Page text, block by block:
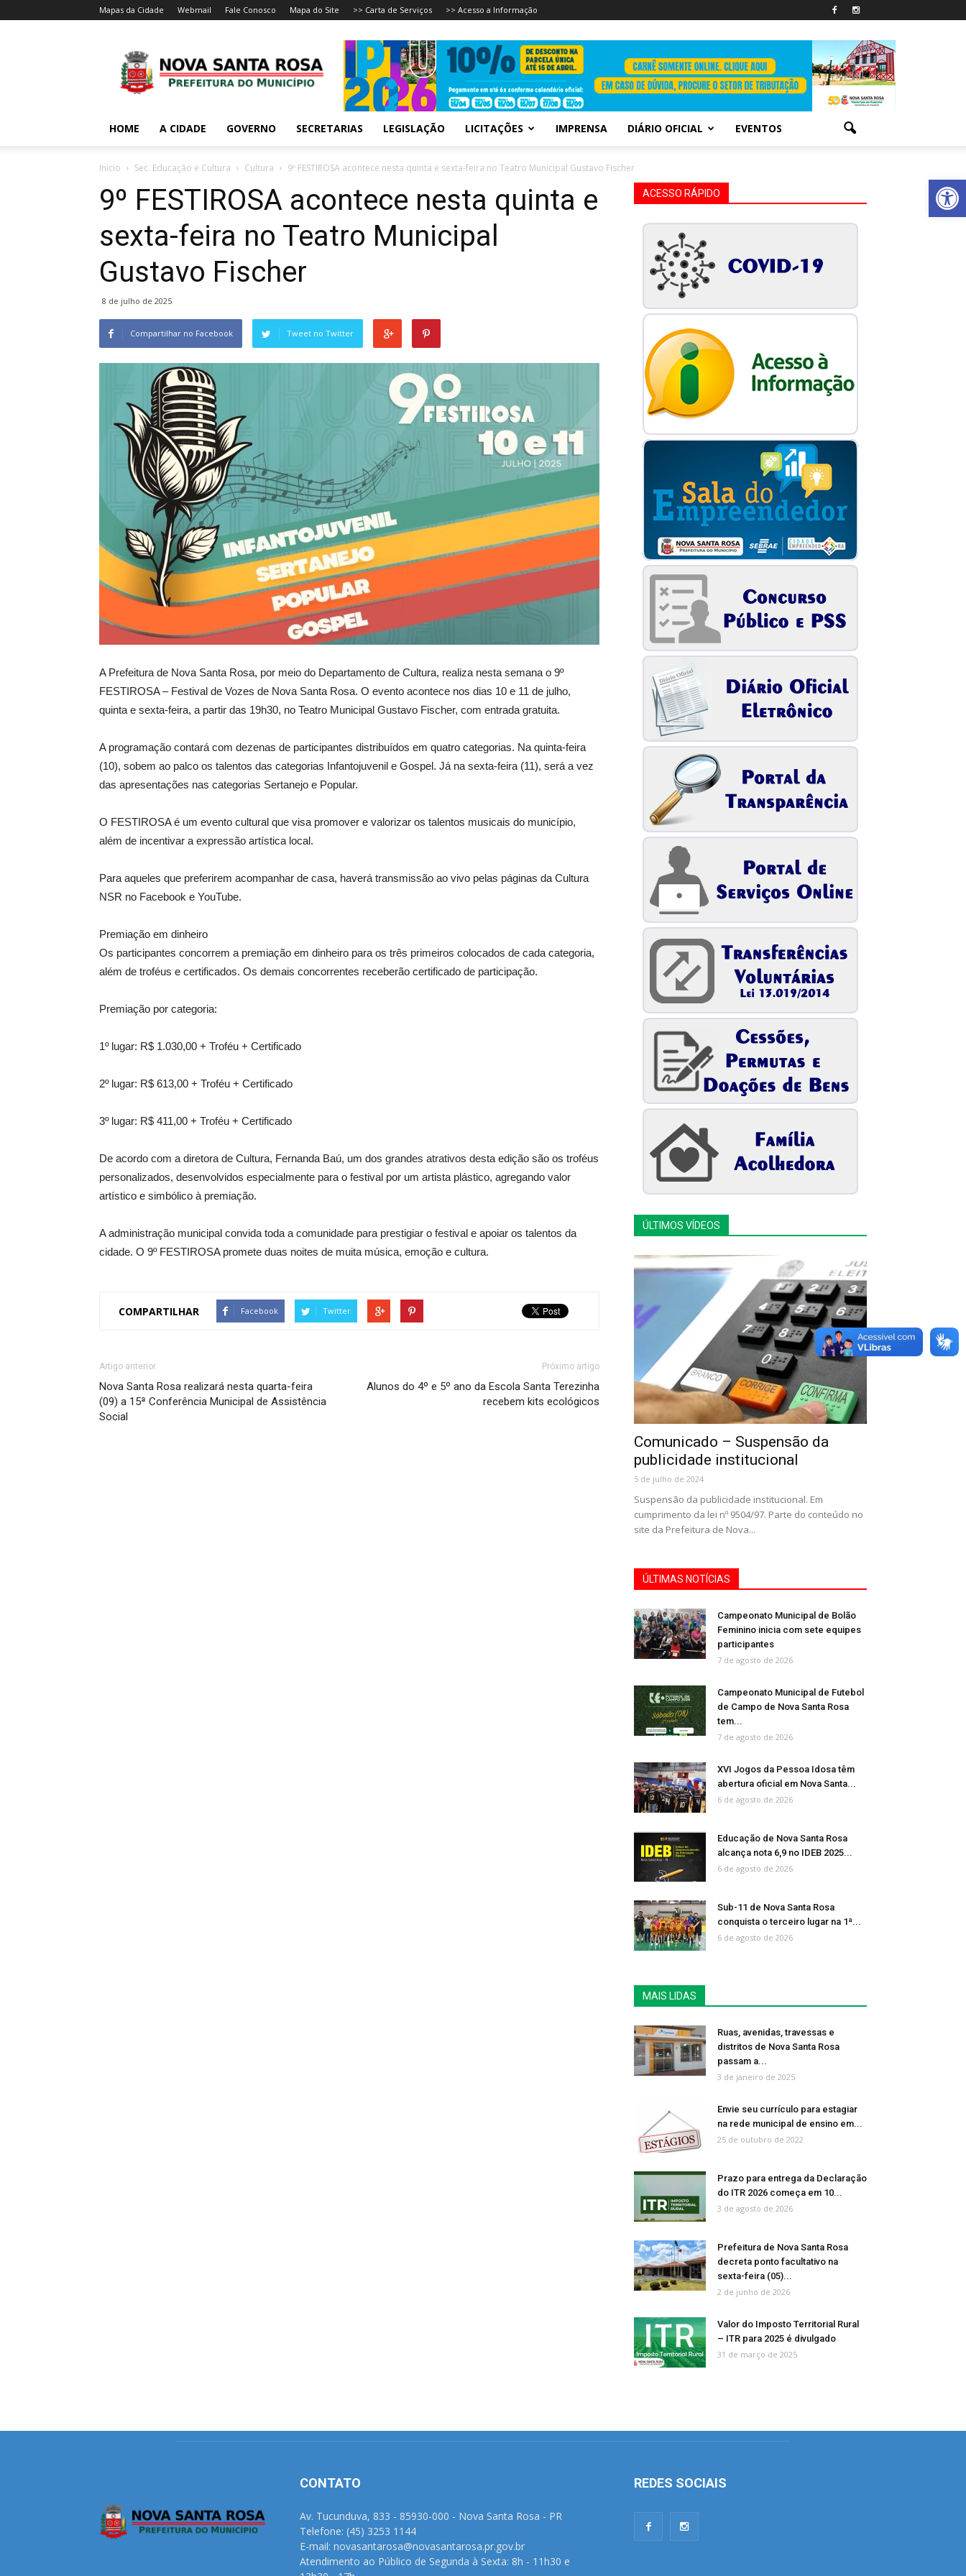
Abrir
Mapas da Cidade Webmail Fale Conosco Mapa do Site >> Carta de Serviços >> Acesso a Informação
HOME A CIDADE GOVERNO SECRETARIAS LEGISLAÇÃO LICITAÇÕES IMPRENSA DIÁRIO OFICIAL EVENTOS
Inicio Sec. Educação e Cultura Cultura 9º FESTIROSA acontece nesta quinta e sexta-feira no Teatro Municipal Gustavo Fischer
9º FESTIROSA acontece nesta quinta e
sexta-feira no Teatro Municipal
Gustavo Fischer
8 de julho de 2025
Compartilhar no Facebook Tweet no Twitter
A Prefeitura de Nova Santa Rosa, por meio do Departamento de Cultura, realiza nesta semana o 9º
FESTIROSA – Festival de Vozes de Nova Santa Rosa. O evento acontece nos dias 10 e 11 de julho,
quinta e sexta-feira, a partir das 19h30, no Teatro Municipal Gustavo Fischer, com entrada gratuita.
A programação contará com dezenas de participantes distribuídos em quatro categorias. Na quinta-feira
(10), sobem ao palco os talentos das categorias Infantojuvenil e Gospel. Já na sexta-feira (11), será a vez
das apresentações nas categorias Sertanejo e Popular.
O FESTIROSA é um evento cultural que visa promover e valorizar os talentos musicais do município,
além de incentivar a expressão artística local.
Para aqueles que preferirem acompanhar de casa, haverá transmissão ao vivo pelas páginas da Cultura
NSR no Facebook e YouTube.
Premiação em dinheiro
Os participantes concorrem a premiação em dinheiro para os três primeiros colocados de cada categoria,
além de troféus e certificados. Os demais concorrentes receberão certificado de participação.
Premiação por categoria:
1º lugar: R$ 1.030,00 + Troféu + Certificado
2º lugar: R$ 613,00 + Troféu + Certificado
3º lugar: R$ 411,00 + Troféu + Certificado
De acordo com a diretora de Cultura, Fernanda Baú, um dos grandes atrativos desta edição são os troféus
personalizados, desenvolvidos especialmente para o festival por um artista plástico, agregando valor
artístico e simbólico à premiação.
A administração municipal convida toda a comunidade para prestigiar o festival e apoiar os talentos da
cidade. O 9º FESTIROSA promete duas noites de muita música, emoção e cultura.
COMPARTILHAR Facebook Twitter
Artigo anterior
Nova Santa Rosa realizará nesta quarta-feira
(09) a 15ª Conferência Municipal de Assistência
Social
Próximo artigo
Alunos do 4º e 5º ano da Escola Santa Terezinha
recebem kits ecológicos
ACESSO RÁPIDO
ÚLTIMOS VÍDEOS
Comunicado – Suspensão da
publicidade institucional
5 de julho de 2024
Suspensão da publicidade institucional. Em
cumprimento da lei nº 9504/97. Parte do conteúdo no
site da Prefeitura de Nova...
ÚLTIMAS NOTÍCIAS
Campeonato Municipal de Bolão
Feminino inicia com sete equipes
participantes
7 de agosto de 2026
Campeonato Municipal de Futebol
de Campo de Nova Santa Rosa
tem...
7 de agosto de 2026
XVI Jogos da Pessoa Idosa têm
abertura oficial em Nova Santa...
6 de agosto de 2026
Educação de Nova Santa Rosa
alcança nota 6,9 no IDEB 2025...
6 de agosto de 2026
Sub-11 de Nova Santa Rosa
conquista o terceiro lugar na 1ª...
6 de agosto de 2026
MAIS LIDAS
Ruas, avenidas, travessas e
distritos de Nova Santa Rosa
passam a...
3 de janeiro de 2025
Envie seu currículo para estagiar
na rede municipal de ensino em...
25 de outubro de 2022
Prazo para entrega da Declaração
do ITR 2026 começa em 10...
3 de agosto de 2026
Prefeitura de Nova Santa Rosa
decreta ponto facultativo na
sexta-feira (05)...
2 de junho de 2026
Valor do Imposto Territorial Rural
– ITR para 2025 é divulgado
31 de março de 2025
CONTATO
Av. Tucunduva, 833 - 85930-000 - Nova Santa Rosa - PR
Telefone: (45) 3253 1144
E-mail: novasantarosa@novasantarosa.pr.gov.br
Atendimento ao Público de Segunda à Sexta: 8h - 11h30 e
REDES SOCIAIS